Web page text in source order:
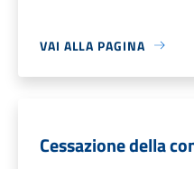
VAI ALLA PAGINA
Cessazione della